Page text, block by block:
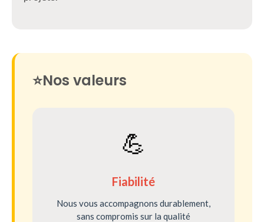
⭐Nos valeurs
💪
Fiabilité
Nous vous accompagnons durablement,
sans compromis sur la qualité